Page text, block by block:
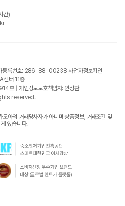
간)
자등록번호: 286-88-00238 사업자정보확인
센터 11층
호 | 개인정보보호책임자: 인정환
reserved.
모아의 거래당사자가 아니며 상품정보, 거래조건 및
있습니다.